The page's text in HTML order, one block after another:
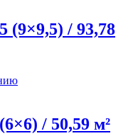
(9×9,5) / 93,78
/ 50,59 м²